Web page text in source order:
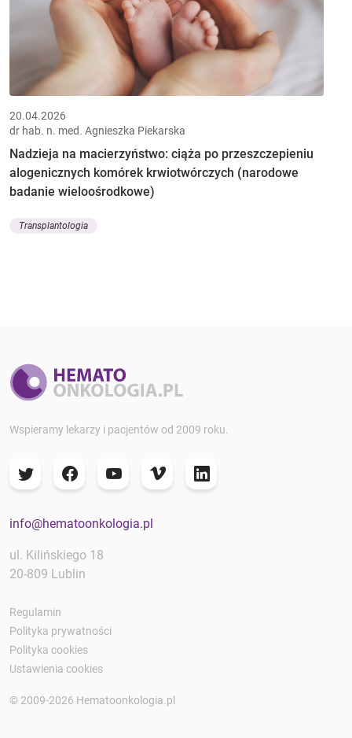
20.04.2026
dr hab. n. med. Agnieszka Piekarska
Nadzieja na macierzyństwo: ciąża po przeszczepieniu
alogenicznych komórek krwiotwórczych (narodowe
badanie wieloośrodkowe)
Transplantologia
Wspieramy lekarzy i pacjentów od 2009 roku.
info@hematoonkologia.pl
ul. Kilińskiego 18
20-809 Lublin
Regulamin
Polityka prywatności
Polityka cookies
Ustawienia cookies
© 2009-2026 Hematoonkologia.pl